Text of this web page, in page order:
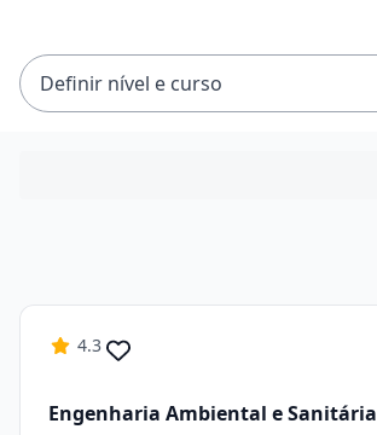
R$ 84,80 e R$ 423,13.
Definir nível e curso
4.3
Engenharia Ambiental e Sanitária